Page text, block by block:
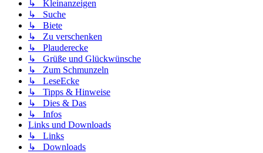
↳ Kleinanzeigen
↳ Suche
↳ Biete
↳ Zu verschenken
↳ Plauderecke
↳ Grüße und Glückwünsche
↳ Zum Schmunzeln
↳ LeseEcke
↳ Tipps & Hinweise
↳ Dies & Das
↳ Infos
Links und Downloads
↳ Links
↳ Downloads